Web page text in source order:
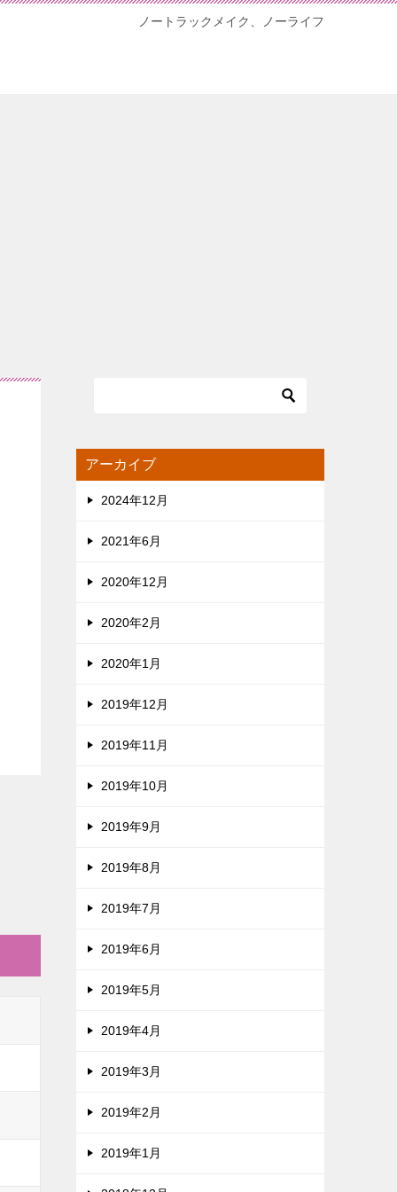
ノートラックメイク、ノーライフ
アーカイブ
2024年12月
2021年6月
2020年12月
2020年2月
2020年1月
2019年12月
2019年11月
2019年10月
2019年9月
2019年8月
2019年7月
2019年6月
2019年5月
2019年4月
2019年3月
2019年2月
2019年1月